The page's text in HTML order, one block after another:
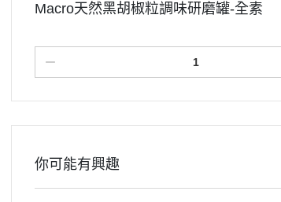
Macro天然黑胡椒粒調味研磨罐-全素
你可能有興趣